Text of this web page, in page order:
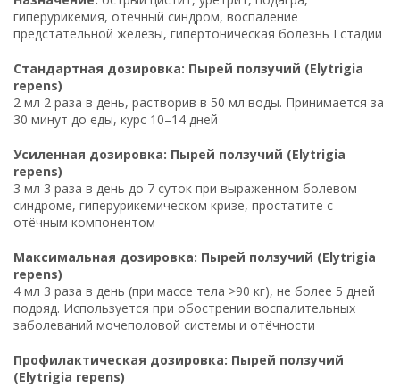
гиперурикемия, отёчный синдром, воспаление
предстательной железы, гипертоническая болезнь I стадии
Стандартная дозировка: Пырей ползучий (Elytrigia
repens)
2 мл 2 раза в день, растворив в 50 мл воды. Принимается за
30 минут до еды, курс 10–14 дней
Усиленная дозировка: Пырей ползучий (Elytrigia
repens)
3 мл 3 раза в день до 7 суток при выраженном болевом
синдроме, гиперурикемическом кризе, простатите с
отёчным компонентом
Максимальная дозировка: Пырей ползучий (Elytrigia
repens)
4 мл 3 раза в день (при массе тела >90 кг), не более 5 дней
подряд. Используется при обострении воспалительных
заболеваний мочеполовой системы и отёчности
Профилактическая дозировка: Пырей ползучий
(Elytrigia repens)